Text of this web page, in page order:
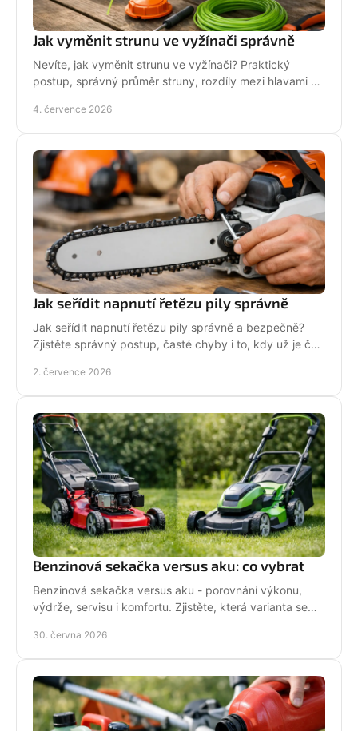
Jak vyměnit strunu ve vyžínači správně
Nevíte, jak vyměnit strunu ve vyžínači? Praktický
postup, správný průměr struny, rozdíly mezi hlavami a
4. července 2026
Jak seřídit napnutí řetězu pily správně
Jak seřídit napnutí řetězu pily správně a bezpečně?
Zjistěte správný postup, časté chyby i to, kdy už je čas
2. července 2026
Benzinová sekačka versus aku: co vybrat
Benzinová sekačka versus aku - porovnání výkonu,
výdrže, servisu i komfortu. Zjistěte, která varianta se
30. června 2026